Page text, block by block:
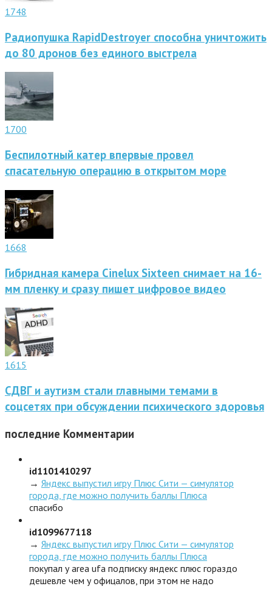
1748
Радиопушка RapidDestroyer способна уничтожить
до 80 дронов без единого выстрела
1700
Беспилотный катер впервые провел
спасательную операцию в открытом море
1668
Гибридная камера Cinelux Sixteen снимает на 16-
мм пленку и сразу пишет цифровое видео
1615
СДВГ и аутизм стали главными темами в
соцсетях при обсуждении психического здоровья
последние Комментарии
id1101410297
→ Яндекс выпустил игру Плюс Сити — симулятор
города, где можно получить баллы Плюса
спасибо
id1099677118
→ Яндекс выпустил игру Плюс Сити — симулятор
города, где можно получить баллы Плюса
покупал у area ufa подписку яндекс плюс гораздо
дешевле чем у офицалов, при этом не надо